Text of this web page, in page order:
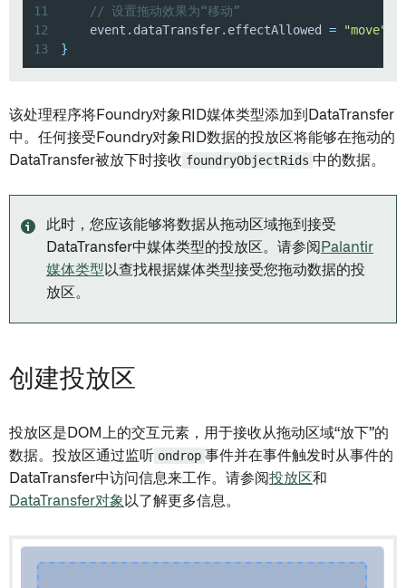
11
// 设置拖动效果为“移动”
12
    event
. dataTransfer. effectAllowed = "move"
13
}
该处理程序将Foundry对象RID媒体类型添加到DataTransfer
中。任何接受Foundry对象RID数据的投放区将能够在拖动的
DataTransfer被放下时接收 foundryObjectRids 中的数据。
此时，您应该能够将数据从拖动区域拖到接受
DataTransfer中媒体类型的投放区。请参阅 Palantir
媒体类型以查找根据媒体类型接受您拖动数据的投
放区。
创建投放区
投放区是DOM上的交互元素，用于接收从拖动区域“放下”的
数据。投放区通过监听 ondrop 事件并在事件触发时从事件的
DataTransfer中访问信息来工作。请参阅投放区和
DataTransfer对象以了解更多信息。